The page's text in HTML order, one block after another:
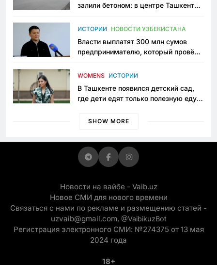
залили бетоном: в центре Ташкента
пространство
ИСТОРИИ НОВОСТИ УЗБЕКИСТАНА
Власти выплатят 300 млн сумов
предпринимателю, который провёл
приговору
WOMENS ИСТОРИИ
В Ташкенте появился детский сад,
где дети едят только полезную еду.
просить «кашу без сахара»
SHOW MORE
Новости на вайбе - Vaib.uz
Новое СМИ для нового времени
Связаться с нами по рекламе и размещению статей -
uzvaib@gmail.com, @VaibikuzBot
Регистрация электронного СМИ: №274375 от 13 мая
2024 года
18+